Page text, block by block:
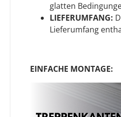
glatten
LIEFERUMFANG:
Lieferumfang
EINFACHE MONTAGE: